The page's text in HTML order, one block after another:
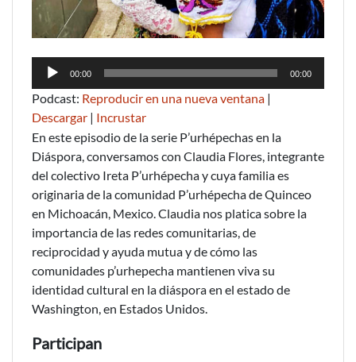
Reproductor
audio
00:00 00:00
Podcast: Reproducir en una nueva ventana |
Descargar | Incrustar
En este episodio de la serie P’urhépechas en la
Diáspora, conversamos con Claudia Flores, integrante
del colectivo Ireta P’urhépecha y cuya familia es
originaria de la comunidad P’urhépecha de Quinceo
en Michoacán, Mexico. Claudia nos platica sobre la
importancia de las redes comunitarias, de
reciprocidad y ayuda mutua y de cómo las
comunidades p’urhepecha mantienen viva su
identidad cultural en la diáspora en el estado de
Washington, en Estados Unidos.
Participan